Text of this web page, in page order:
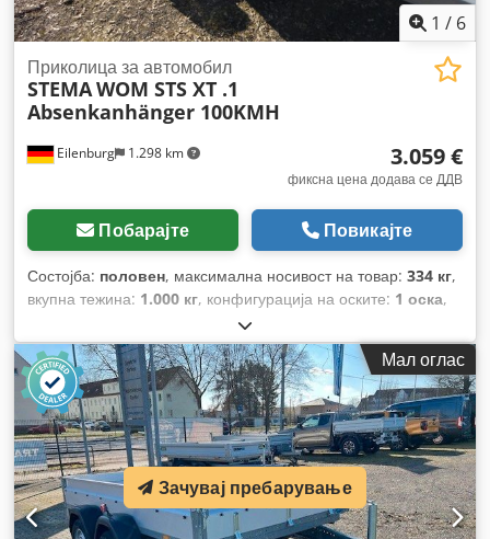
1 / 6
Eilenburg 1.298 km
Приколица за автомобил
STEMAWOM STS XT .1
Absenkanhänger 100KMH
3.059 €
фиксна цена додава се ДДВ
Побарајте Повикајте
Состојба: половен, максимална носивост на товар: 334 кг,
вкупна тежина: 1.000 кг, конфигурација на оските: 1 оска,
, должина на товарниот
простор:2.530 мм, ширина на товарниот простор:1.300
мм, висина на просторот за товарење:80 мм
, вкупна
ширина:1.995 мм, вкупна висина:400 мм,
Мал оглас
Зачувај пребарување